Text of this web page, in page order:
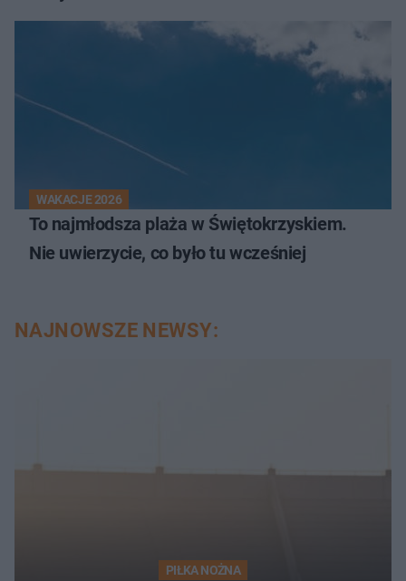
WAKACJE 2026
To najmłodsza plaża w Świętokrzyskiem.
Nie uwierzycie, co było tu wcześniej
NAJNOWSZE NEWSY:
PIŁKA NOŻNA